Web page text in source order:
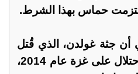
حماس بهذا الشرط.
أن جثة غولدن، الذي قُتل
في رفح خلال عدوان الاحتلال على غزة عام 2014،